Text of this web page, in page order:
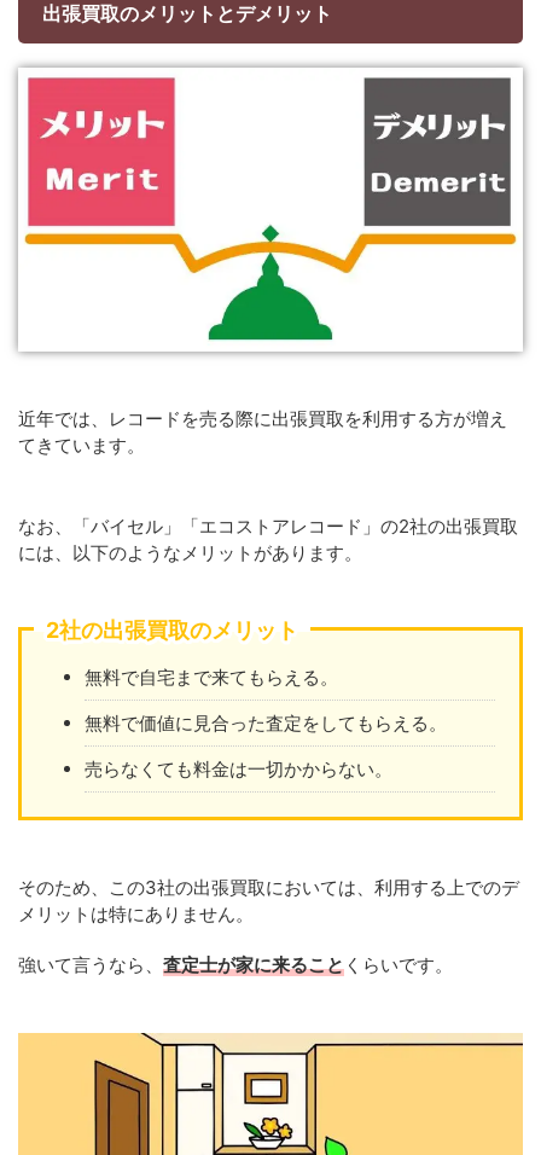
出張買取のメリットとデメリット
近年では、レコードを売る際に出張買取を利用する方が増え
てきています。
なお、「バイセル」「エコストアレコード」の2社の出張買取
には、以下のようなメリットがあります。
2社の出張買取のメリット
無料で自宅まで来てもらえる。
無料で価値に見合った査定をしてもらえる。
売らなくても料金は一切かからない。
そのため、この3社の出張買取においては、利用する上でのデ
メリットは特にありません。
強いて言うなら、 査定士が家に来ること くらいです。